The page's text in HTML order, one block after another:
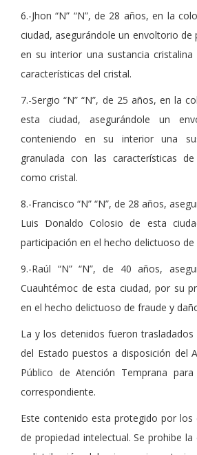
6.-Jhon “N” “N”, de 28 años, en la
ciudad, asegurándole un envoltorio de
en su interior una sustancia
características del cristal.
7.-Sergio “N” “N”, de 25 años, en la
esta ciudad, asegurándole un
conteniendo en su interior una
granulada con las características
como cristal.
8.-Francisco “N” “N”, de 28 años,
Luis Donaldo Colosio de esta
participación en el hecho delictuoso de
9.-Raúl “N” “N”, de 40 años,
Cuauhtémoc de esta ciudad, por su
en el hecho delictuoso de fraude y
La y los detenidos fueron trasladados
del Estado puestos a disposición del
Público de Atención Temprana
correspondiente.
Este contenido esta protegido por
de propiedad intelectual. Se prohibe